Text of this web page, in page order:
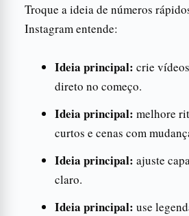
Troque a ideia de números
Instagram entende:
Ideia principal: crie
direto no começo.
Ideia principal: melhore
curtos e cenas com
Ideia principal: ajuste
claro.
Ideia principal: use